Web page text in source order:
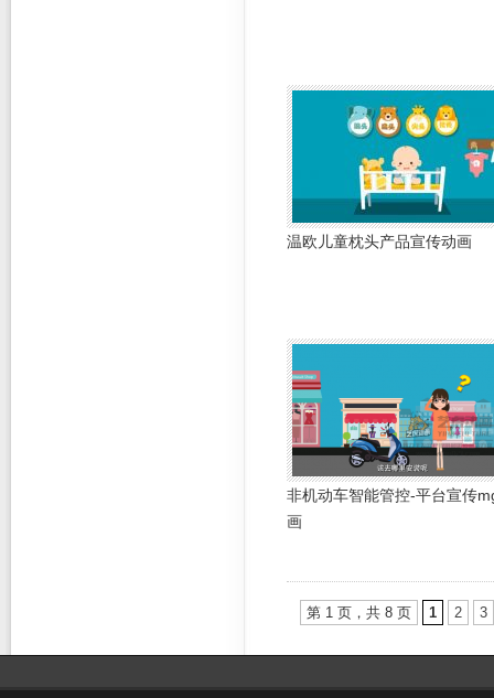
温欧儿童枕头产品宣传动画
非机动车智能管控-平台宣传
画
第 1 页，共 8 页 1 2 3